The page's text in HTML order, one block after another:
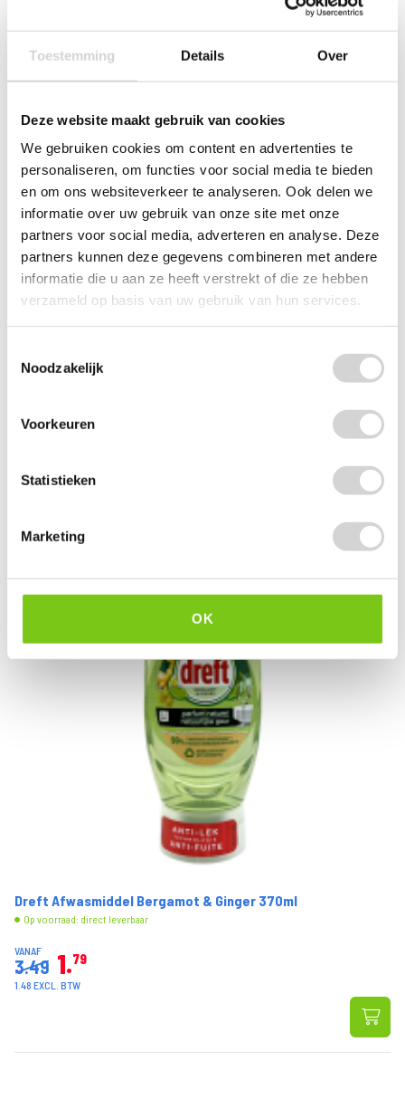
Toestemming Details Over
Deze website maakt gebruik van cookies
We gebruiken cookies om content en advertenties te
personaliseren, om functies voor social media te bieden
en om ons websiteverkeer te analyseren. Ook delen we
informatie over uw gebruik van onze site met onze
partners voor social media, adverteren en analyse. Deze
partners kunnen deze gegevens combineren met andere
informatie die u aan ze heeft verstrekt of die ze hebben
verzameld op basis van uw gebruik van hun services.
Noodzakelijk
Voorkeuren
Statistieken
Marketing
OK
Op voorraad: direct leverbaar
2.39 EXCL. BTW
Dreft Afwasmiddel Bergamot & Ginger 370ml
Op voorraad: direct leverbaar
VANAF
3.49 1 79
1.48 EXCL. BTW